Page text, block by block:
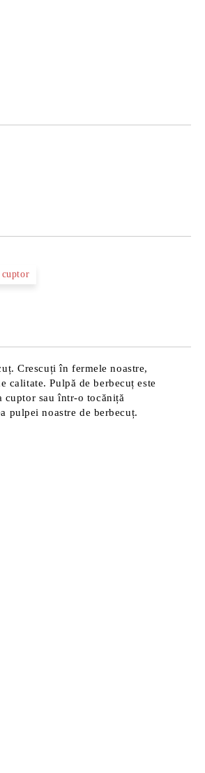
cuptor
Crescuți în fermele noastre,
calitate. Pulpă de berbecuț este
cuptor sau într-o tocăniță
pulpei noastre de berbecuț.